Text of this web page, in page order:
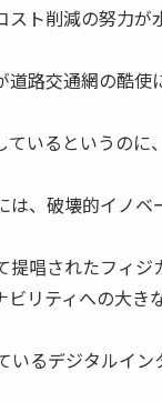
スト削減の努力が
道路交通網の酷使
いるというのに
、破壊的イノベ
提唱されたフィジ
リティへの大き
いるデジタルイン